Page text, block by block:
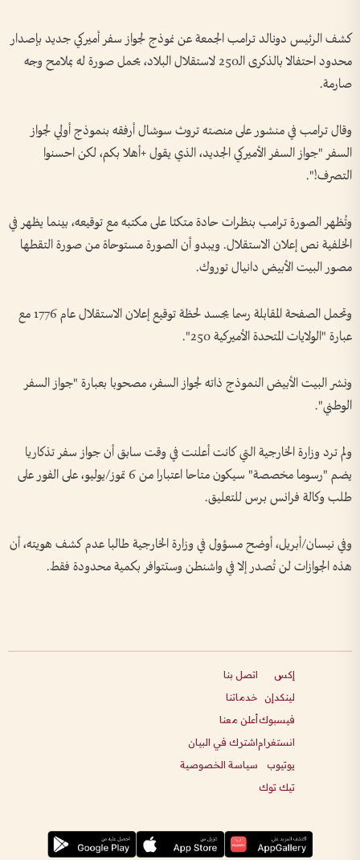
كشف الرئيس دونالد ترامب الجمعة عن نموذج لجواز سفر أميركي جديد بإصدار
محدود احتفالا بالذكرى الـ250 لاستقلال البلاد، يحمل صورة له بملامح وجه
صارمة.
وقال ترامب في منشور على منصته تروث سوشال أرفقه بنموذج أولي لجواز
السفر "جواز السفر الأميركي الجديد، الذي يقول +أهلا بكم، لكن احسنوا
التصرف!".
وتُظهر الصورة ترامب بنظرات حادة متكئا على مكتبه مع توقيعه، بينما يظهر في
الخلفية نص إعلان الاستقلال. ويبدو أن الصورة مستوحاة من صورة التقطها
مصور البيت الأبيض دانيال توروك.
وتحمل الصفحة المقابلة رسما يجسد لحظة توقيع إعلان الاستقلال عام 1776 مع
عبارة "الولايات المتحدة الأميركية 250".
ونشر البيت الأبيض النموذج ذاته لجواز السفر، مصحوبا بعبارة "جواز السفر
الوطني".
ولم ترد وزارة الخارجية التي كانت أعلنت في وقت سابق أن جواز سفر تذكاريا
يضم "رسوما مخصصة" سيكون متاحا اعتبارا من 6 تموز/يوليو، على الفور على
طلب وكالة فرانس برس للتعليق.
وفي نيسان/أبريل، أوضح مسؤول في وزارة الخارجية طالبا عدم كشف هويته، أن
هذه الجوازات لن تُصدر إلا في واشنطن وستتوافر بكمية محدودة فقط.
إكس
لينكدإن
فيسبوك
انستغرام
يوتيوب
تيك توك
اتصل بنا
خدماتنا
أعلن معنا
اشترك في البيان
سياسة الخصوصية